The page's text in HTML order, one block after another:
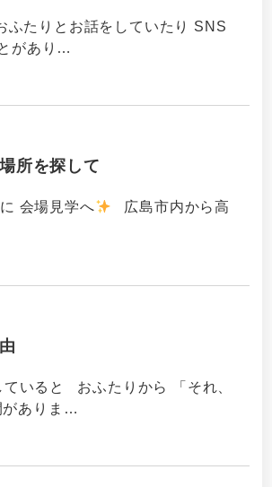
たりとお話をしていたり SNS
があり…
所を探して
会場見学へ
広島市内から高
いると おふたりから 「それ、
がありま…